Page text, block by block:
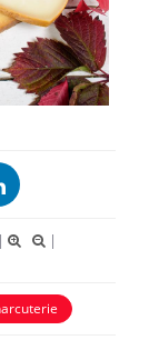
|
|